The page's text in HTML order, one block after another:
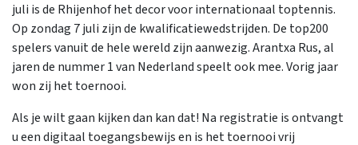
juli is de Rhijenhof het decor voor internationaal toptennis.
Op zondag 7 juli zijn de kwalificatiewedstrijden. De top200
spelers vanuit de hele wereld zijn aanwezig. Arantxa Rus, al
jaren de nummer 1 van Nederland speelt ook mee. Vorig jaar
won zij het toernooi.
Als je wilt gaan kijken dan kan dat! Na registratie is ontvangt
u een digitaal toegangsbewijs en is het toernooi vrij